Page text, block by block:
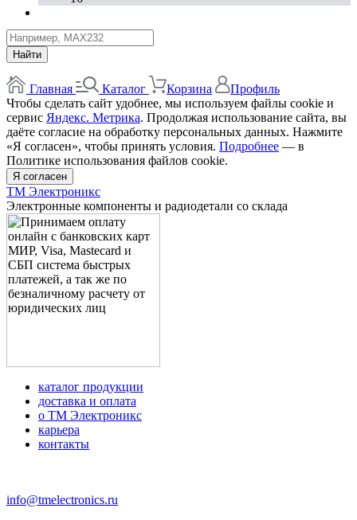
Найти
Главная Каталог Корзина
Профиль
Чтобы сделать сайт удобнее, мы используем файлы cookie и
сервис Яндекс. Метрика. Продолжая использование сайта, вы
даёте согласие на обработку персональных данных. Нажмите
«Я согласен», чтобы принять условия. Подробнее — в
Политике использования файлов cookie.
Я согласен
ТМ Электроникс
Электронные компоненты и радиодетали со склада
каталог продукции
доставка и оплата
о ТМ Электроникс
карьера
контакты
info@tmelectronics.ru